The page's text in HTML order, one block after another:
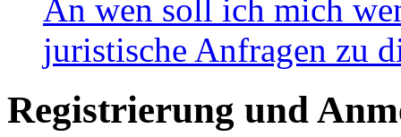
An wen soll ich mich
juristische Anfragen zu
Registrierung und